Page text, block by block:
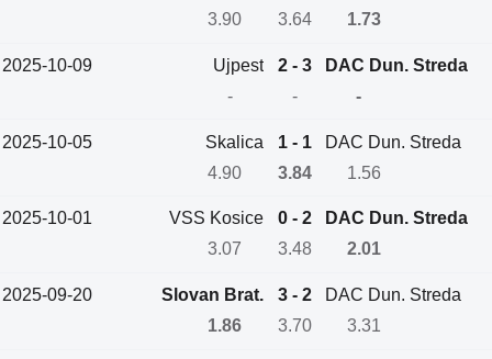
3.90
3.64 1.73
2025-10-09 Ujpest 2 - 3
DAC Dun. Streda
-
- -
2025-10-05 Skalica 1 - 1
DAC Dun. Streda
4.90
3.84 1.56
2025-10-01 VSS Kosice 0 - 2
DAC Dun. Streda
3.07
3.48 2.01
2025-09-20 Slovan Brat. 3 - 2
DAC Dun. Streda
1.86
3.70 3.31